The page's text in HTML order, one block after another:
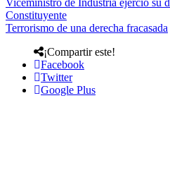
Constituyente
Terrorismo de una derecha fracasada
¡Compartir este!
Facebook
Twitter
Google Plus